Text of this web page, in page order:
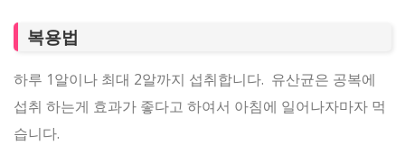
복용법
하루 1알이나 최대 2알까지 섭취합니다. 유산균은 공복에
섭취 하는게 효과가 좋다고 하여서 아침에 일어나자마자 먹
습니다.